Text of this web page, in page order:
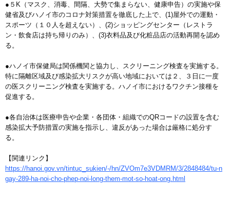
●５K（マスク、消毒、間隔、大勢で集まらない、健康申告）の実施や保
健省及びハノイ市のコロナ対策措置を徹底した上で、(1)屋外での運動・
スポーツ（１０人を超えない）、(2)ショッピングセンター（レストラ
ン・飲食店は持ち帰りのみ）、(3)衣料品及び化粧品店の活動再開を認め
る。
●ハノイ市保健局は関係機関と協力し、スクリーニング検査を実施する。
特に隔離区域及び感染拡大リスクが高い地域においては２、３日に一度
の医スクリーニング検査を実施する。ハノイ市におけるワクチン接種を
促進する。
●各自治体は医療申告や企業・各団体・組織でのQRコードの設置を含む
感染拡大予防措置の実施を指示し、違反があった場合は厳格に処分す
る。
【関連リンク】
https://hanoi.gov.vn/tintuc_sukien/-/hn/ZVOm7e3VDMRM/3/2848484/tu-n
gay-289-ha-noi-cho-phep-noi-long-them-mot-so-hoat-ong.html